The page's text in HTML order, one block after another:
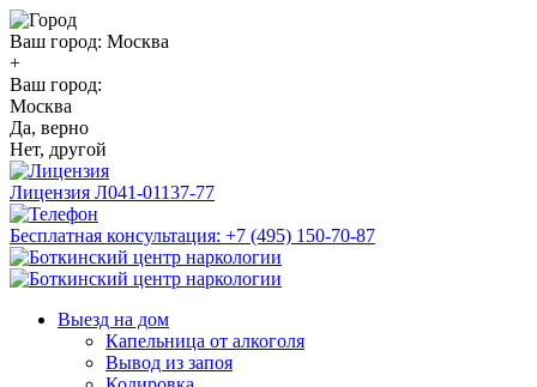
Ваш город: Москва
+
Ваш город:
Москва
Да, верно
Нет, другой
Лицензия Л041-01137-77
Бесплатная консультация: +7 (495) 150-70-87
Выезд на дом
Капельница от алкоголя
Вывод из запоя